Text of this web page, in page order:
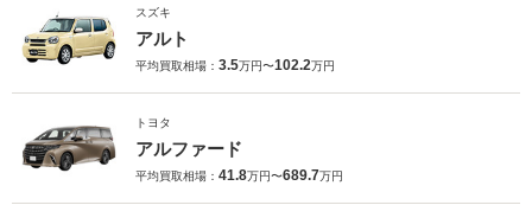
スズキ
アルト
平均買取相場： 3.5万円〜102.2万円
トヨタ
アルファード
平均買取相場： 41.8万円〜689.7万円